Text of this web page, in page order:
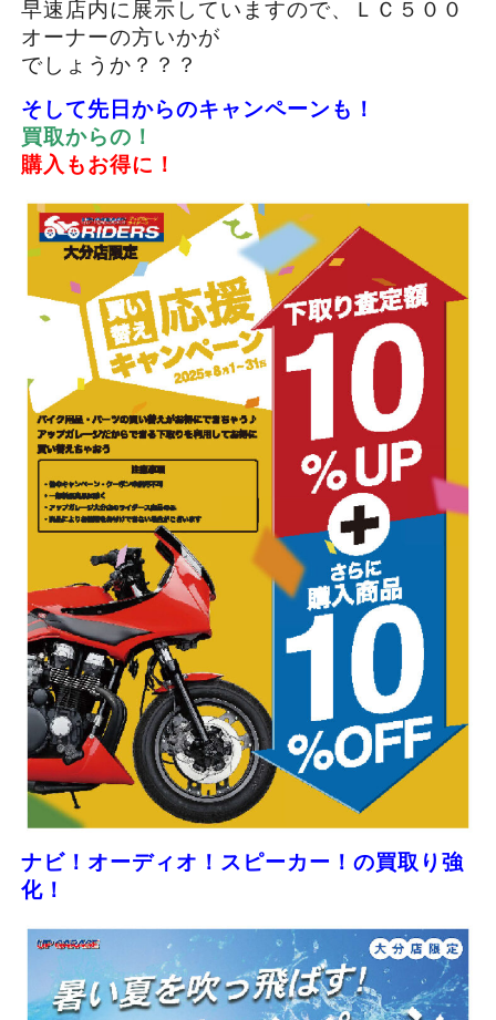
早速店内に展示していますので、ＬＣ５００
オーナーの方いかが
でしょうか？？？
そして先日からのキャンペーンも！
買取からの！
購入もお得に！
ナビ！オーディオ！スピーカー！の買取り強
化！